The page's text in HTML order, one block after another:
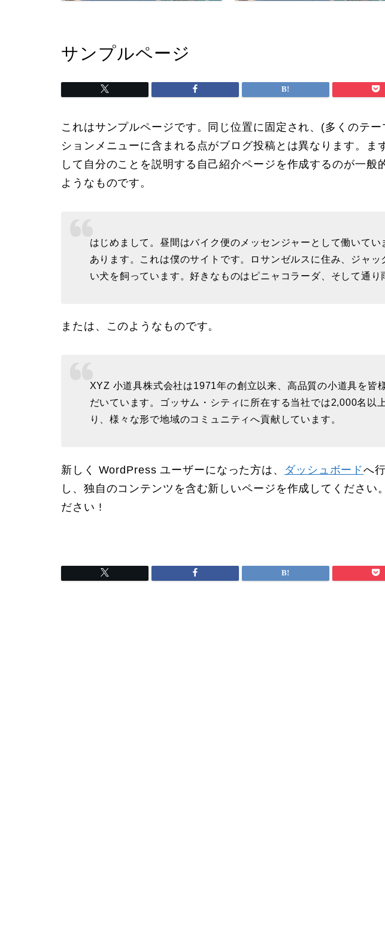
サンプルページ
これはサンプルページです。同じ位置に固定され、(多くのテ
ションメニューに含まれる点がブログ投稿とは異なります。ま
して自分のことを説明する自己紹介ページを作成するのが一般
ようなものです。
はじめまして。昼間はバイク便のメッセンジャーとして働いてい
あります。これは僕のサイトです。ロサンゼルスに住み、ジャッ
い犬を飼っています。好きなものはピニャコラーダ、そして通り
または、このようなものです。
XYZ 小道具株式会社は1971年の創立以来、高品質の小道具を皆
だいています。ゴッサム・シティに所在する当社では2,000名以
り、様々な形で地域のコミュニティへ貢献しています。
新しく WordPress ユーザーになった方は、 ダッシュボードへ
し、独自のコンテンツを含む新しいページを作成してください
ださい !